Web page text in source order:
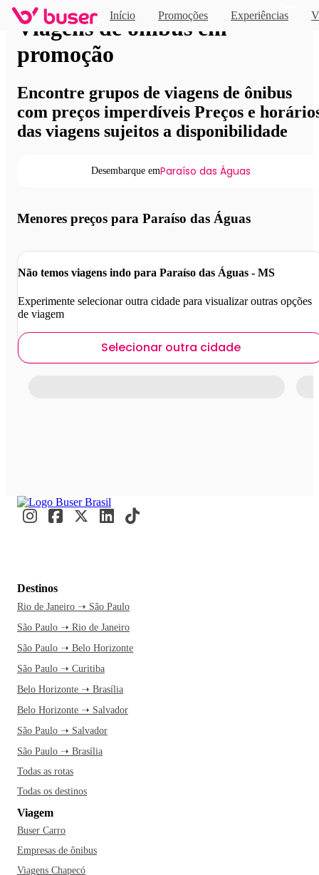
Início Promoções Experiências
Viagens de ônibus em
promoção
Encontre grupos de viagens de ônibus
com preços imperdíveis Preços e
das viagens sujeitos a disponibilidade
Desembarque emParaíso das Águas
Menores preços para Paraíso das Águas
Não temos viagens indo para Paraíso das Águas - MS
Experimente selecionar outra cidade para visualizar outras opções
de viagem
Selecionar outra cidade
Destinos
Rio de Janeiro ➝ São Paulo
São Paulo ➝ Rio de Janeiro
São Paulo ➝ Belo Horizonte
São Paulo ➝ Curitiba
Belo Horizonte ➝ Brasília
Belo Horizonte ➝ Salvador
São Paulo ➝ Salvador
São Paulo ➝ Brasília
Todas as rotas
Todas os destinos
Viagem
Buser Carro
Empresas de ônibus
Viagens Chapecó